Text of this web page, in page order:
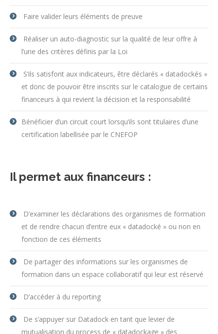
Faire valider leurs éléments de preuve
Réaliser un auto-diagnostic sur la qualité de leur offre à
l’une des critères définis par la Loi
S’ils satisfont aux indicateurs, être déclarés « datadockés »
et donc de pouvoir être inscrits sur le catalogue de certains
financeurs à qui revient la décision et la responsabilité
Bénéficier d’un circuit court lorsqu’ils sont titulaires d’une
certification labellisée par le CNEFOP
Il permet aux financeurs :
D’examiner les déclarations des organismes de formation
et de rendre chacun d’entre eux « datadocké » ou non en
fonction de ces éléments
De partager des informations sur les organismes de
formation dans un espace collaboratif qui leur est réservé
D’accéder à du reporting
De s’appuyer sur Datadock en tant que levier de
mutualisation du process de « datadockage » des